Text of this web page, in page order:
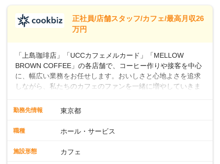
※別途、残業代および各種手当あり
※試用期間なし
■店長職： ・西日本／月給26万7500円
万円＋賞与(年3回)・店長職：年収410万円／
正社員/店舗スタッフ/カフェ/最高月収26
万円
「上島珈琲店」「UCCカフェメルカード」「MELLOW
BROWN COFFEE」の各店舗で、コーヒー作りや接客を中心
に、幅広い業務をお任せします。おいしさと心地よさを追求
しながら、私たちのカフェのファンを一緒に増やしていきま
クの作成お客様のご案内、レジ対応軽食メニューの調理店内
ート体制充実コーヒーの知識から接客マナーまで、先輩スタ
年齢層が活躍しており、チームワークも抜群です。基本マニ
勤務先情報 東京都
職種 ホール・サービス
施設形態 カフェ